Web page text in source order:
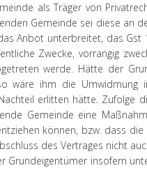
als Träger von
Gemeinde sei diese an
Anbot unterbreitet, das
Zwecke, vorrangig
werde. Hätte der
wäre ihm die Umwidmung
erlitten hätte. Zufolge
Gemeinde eine
können, bzw. dass
des Vertrages nicht
Grundeigentümer insofern